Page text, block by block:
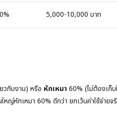
5,000-10,000 บาท
วกับงาน) หรือ หักเหมา 60% (ไม่ต้องเก็บ
ญ่หักเหมา 60% ดีกว่า ยกเว้นค่าใช้จ่ายจ